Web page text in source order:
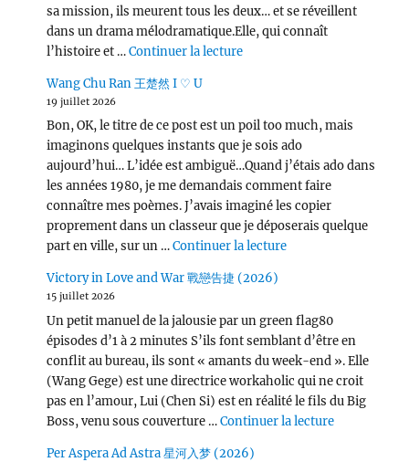
sa mission, ils meurent tous les deux… et se réveillent
dans un drama mélodramatique.Elle, qui connaît
l’histoire et …Continuer la lecturede « Love, Lies, and Spies
Wang Chu Ran 王楚然 I ♡ U
19 juillet 2026
Bon, OK, le titre de ce post est un poil too much, mais
imaginons quelques instants que je sois ado
aujourd’hui… L’idée est ambiguë…Quand j’étais ado dans
les années 1980, je me demandais comment faire
connaître mes poèmes. J’avais imaginé les copier
proprement dans un classeur que je déposerais quelque
part en ville, sur un …Continuer la lecturede « Wang Chu Ran
Victory in Love and War 戰戀告捷 (2026)
15 juillet 2026
Un petit manuel de la jalousie par un green flag80
épisodes d’1 à 2 minutes S’ils font semblant d’être en
conflit au bureau, ils sont « amants du week-end ». Elle
(Wang Gege) est une directrice workaholic qui ne croit
pas en l’amour, Lui (Chen Si) est en réalité le fils du Big
Boss, venu sous couverture …Continuer la lecturede « Victory
Per Aspera Ad Astra 星河入梦 (2026)